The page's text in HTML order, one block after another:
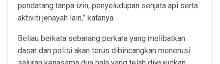
pendatang tanpa izin, penyeludupan senjata api serta
aktiviti jenayah lain,” katanya.
Beliau berkata sebarang perkara yang melibatkan
dasar dan polisi akan terus dibincangkan menerusi